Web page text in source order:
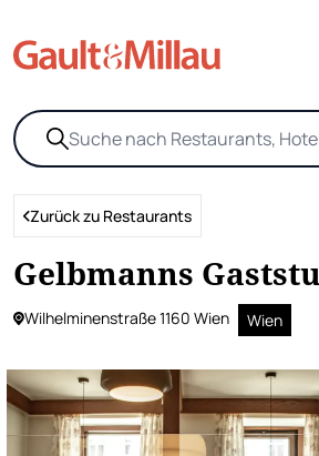
Zurück zu Restaurants
Gelbmanns
Wilhelminenstraße 1160 Wien Wien